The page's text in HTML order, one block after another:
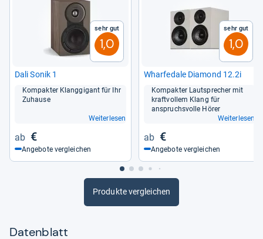
Sehr gut
1,0
Dali Sonik 1
Kom­pak­ter Klang­gi­gant für Ihr
Zuhause
Weiterlesen
€
Angebote vergleichen
Sehr gut
1,0
Whar­fe­dale Dia­mond 12.2i
Kom­pak­ter Laut­spre­cher mit
kraft­vol­lem Klang für
anspruchs­volle Hörer
Weiterlesen
€
Angebote vergleichen
Produkte vergleichen
Datenblatt